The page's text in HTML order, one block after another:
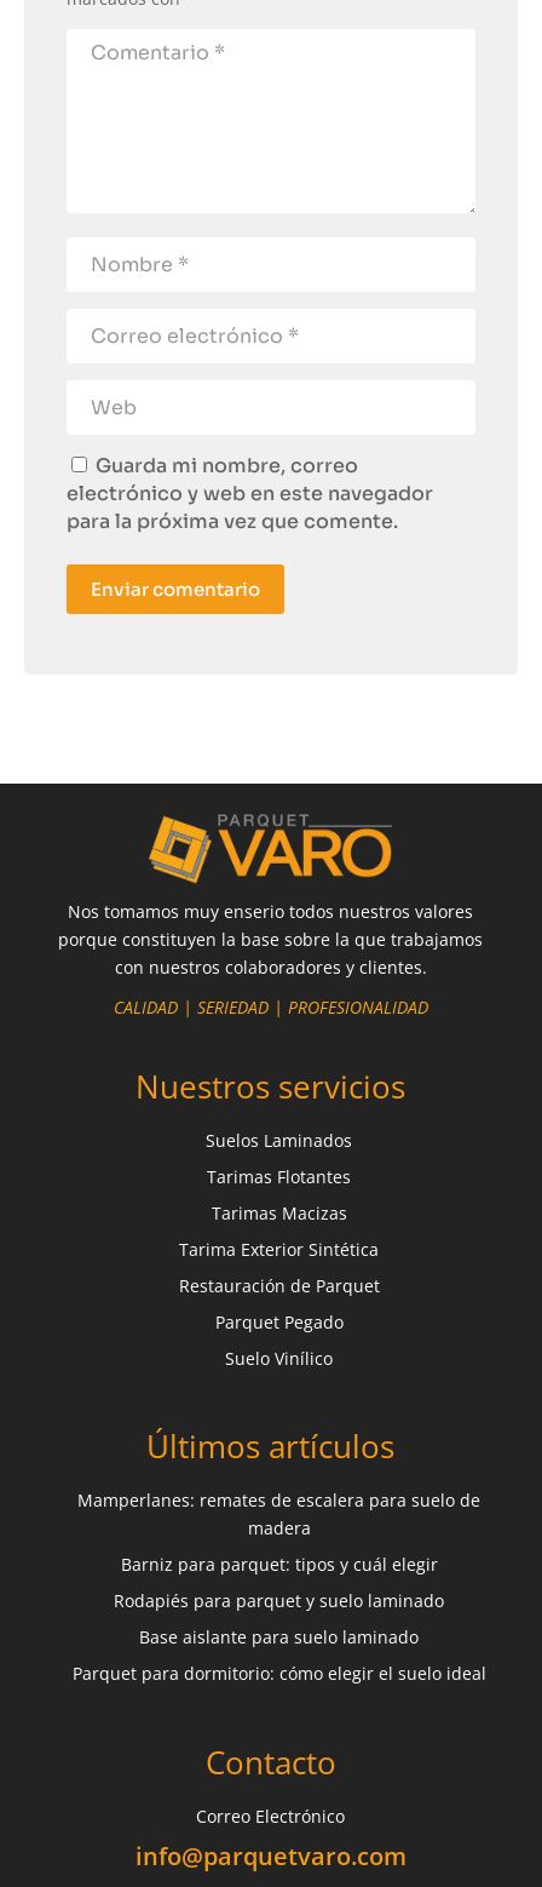
Guarda mi nombre, correo
electrónico y web en este navegador
para la próxima vez que comente.
Enviar comentario
Nos tomamos muy enserio todos nuestros valores
porque constituyen la base sobre la que trabajamos
con nuestros colaboradores y clientes.
CALIDAD | SERIEDAD | PROFESIONALIDAD
Nuestros servicios
Suelos Laminados
Tarimas Flotantes
Tarimas Macizas
Tarima Exterior Sintética
Restauración de Parquet
Parquet Pegado
Suelo Vinílico
Últimos artículos
Mamperlanes: remates de escalera para suelo de
madera
Barniz para parquet: tipos y cuál elegir
Rodapiés para parquet y suelo laminado
Base aislante para suelo laminado
Parquet para dormitorio: cómo elegir el suelo ideal
Contacto
Correo Electrónico
info@parquetvaro.com